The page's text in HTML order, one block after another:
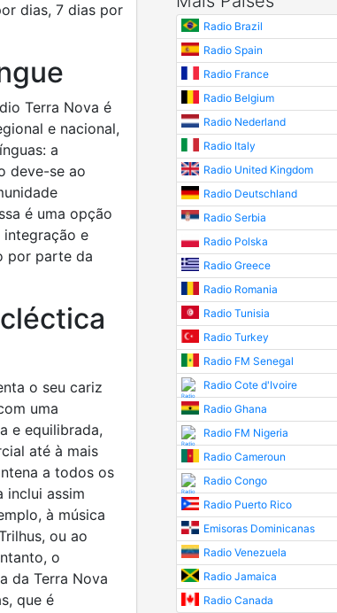
dias, 7 dias por
Terra Nova é
e nacional,
a
deve-se ao
é uma opção
integração e
por parte da
o seu cariz
uma
e equilibrada,
até à mais
a todos os
inclui assim
à música
ou ao
o
da Terra Nova
que é
Radio Brazil
Radio Spain
Radio France
Radio Belgium
Radio Nederland
Radio Italy
Radio United Kingdom
Radio Deutschland
Radio Serbia
Radio Polska
Radio Greece
Radio Romania
Radio Tunisia
Radio Turkey
Radio FM Senegal
Radio Cote d'Ivoire
Radio Ghana
Radio FM Nigeria
Radio Cameroun
Radio Congo
Radio Puerto Rico
Emisoras Dominicanas
Radio Venezuela
Radio Jamaica
Radio Canada